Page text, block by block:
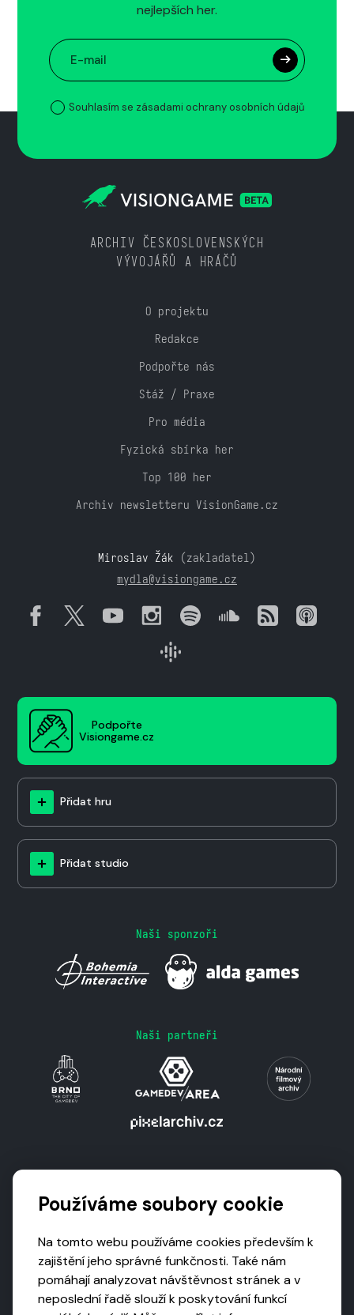
nejlepších her.
Souhlasím se zásadami ochrany osobních údajů
ARCHIV ČESKOSLOVENSKÝCH
VÝVOJÁŘŮ A HRÁČŮ
O projektu
Redakce
Podpořte nás
Stáž / Praxe
Pro média
Fyzická sbírka her
Top 100 her
Archiv newsletteru VisionGame.cz
Miroslav Žák (zakladatel)
mydla@visiongame.cz
Podpořte
Visiongame.cz
Přidat hru
Přidat studio
Naši sponzoři
Naši partneři
Používáme soubory cookie
Na tomto webu používáme cookies především k
zajištění jeho správné funkčnosti. Také nám
pomáhají analyzovat návštěvnost stránek a v
neposlední řadě slouží k poskytování funkcí